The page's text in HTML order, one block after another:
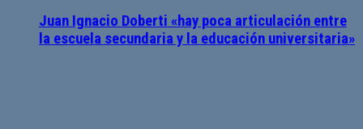
Juan Ignacio Doberti «hay poca articulación entre
la escuela secundaria y la educación universitaria»